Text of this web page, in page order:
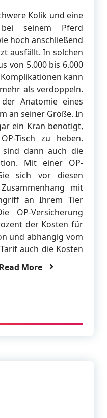
Kolik und eine
seinem Pferd
hoch anschließend
ausfällt. In solchen
von 5.000 bis 6.000
kann
als verdoppeln.
Anatomie eines
an seiner Größe. In
ein Kran benötigt,
Tisch zu heben.
sind dann auch die
Mit einer OP-
sich vor diesen
mit
an Ihrem Tier
OP-Versicherung
der Kosten für
und abhängig vom
auch die Kosten
Read More